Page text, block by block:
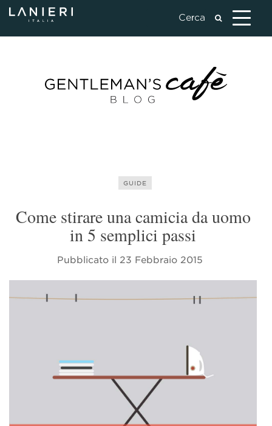
GUIDE
Come stirare una camicia da uomo
in 5 semplici passi
Pubblicato il 23 Febbraio 2015